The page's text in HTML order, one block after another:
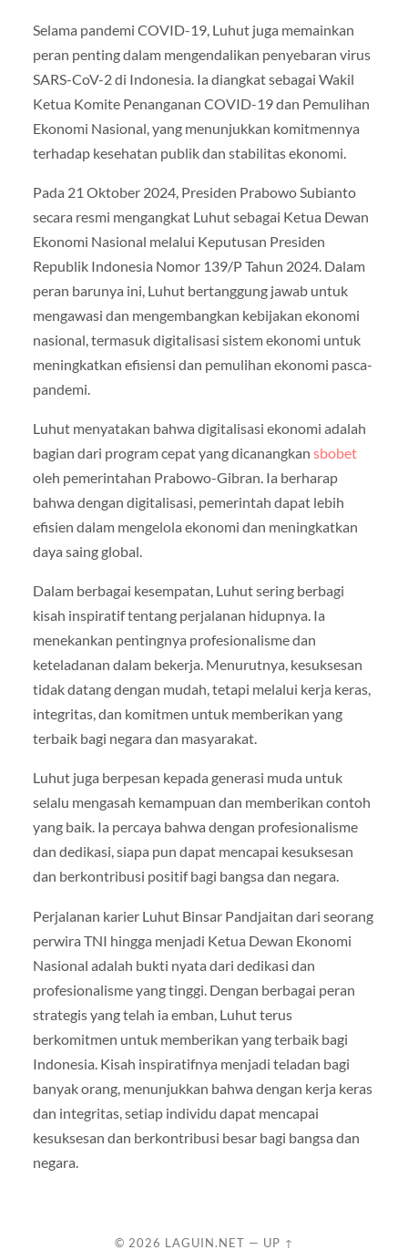
Selama pandemi COVID-19, Luhut juga memainkan
peran penting dalam mengendalikan penyebaran virus
SARS-CoV-2 di Indonesia. Ia diangkat sebagai Wakil
Ketua Komite Penanganan COVID-19 dan Pemulihan
Ekonomi Nasional, yang menunjukkan komitmennya
terhadap kesehatan publik dan stabilitas ekonomi.
Pada 21 Oktober 2024, Presiden Prabowo Subianto
secara resmi mengangkat Luhut sebagai Ketua Dewan
Ekonomi Nasional melalui Keputusan Presiden
Republik Indonesia Nomor 139/P Tahun 2024. Dalam
peran barunya ini, Luhut bertanggung jawab untuk
mengawasi dan mengembangkan kebijakan ekonomi
nasional, termasuk digitalisasi sistem ekonomi untuk
meningkatkan efisiensi dan pemulihan ekonomi pasca-
pandemi.
Luhut menyatakan bahwa digitalisasi ekonomi adalah
bagian dari program cepat yang dicanangkan sbobet
oleh pemerintahan Prabowo-Gibran. Ia berharap
bahwa dengan digitalisasi, pemerintah dapat lebih
efisien dalam mengelola ekonomi dan meningkatkan
daya saing global.
Dalam berbagai kesempatan, Luhut sering berbagi
kisah inspiratif tentang perjalanan hidupnya. Ia
menekankan pentingnya profesionalisme dan
keteladanan dalam bekerja. Menurutnya, kesuksesan
tidak datang dengan mudah, tetapi melalui kerja keras,
integritas, dan komitmen untuk memberikan yang
terbaik bagi negara dan masyarakat.
Luhut juga berpesan kepada generasi muda untuk
selalu mengasah kemampuan dan memberikan contoh
yang baik. Ia percaya bahwa dengan profesionalisme
dan dedikasi, siapa pun dapat mencapai kesuksesan
dan berkontribusi positif bagi bangsa dan negara.
Perjalanan karier Luhut Binsar Pandjaitan dari seorang
perwira TNI hingga menjadi Ketua Dewan Ekonomi
Nasional adalah bukti nyata dari dedikasi dan
profesionalisme yang tinggi. Dengan berbagai peran
strategis yang telah ia emban, Luhut terus
berkomitmen untuk memberikan yang terbaik bagi
Indonesia. Kisah inspiratifnya menjadi teladan bagi
banyak orang, menunjukkan bahwa dengan kerja keras
dan integritas, setiap individu dapat mencapai
kesuksesan dan berkontribusi besar bagi bangsa dan
negara.
© 2026 LAGUIN.NET — UP ↑